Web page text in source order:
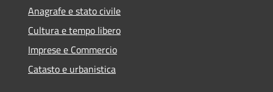
Anagrafe e stato civile
Cultura e tempo libero
Imprese e Commercio
Catasto e urbanistica